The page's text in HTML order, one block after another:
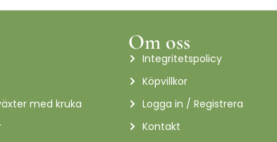
med kruka
Om oss
Integritetspolicy
Köpvillkor
Logga in / Registrera
Kontakt